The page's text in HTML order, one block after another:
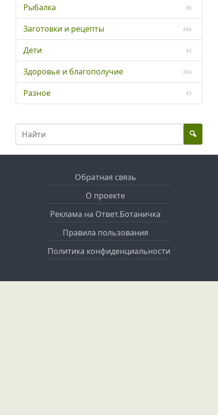
Рыбалка 88
Заготовки и рецепты 446
Дети 42
Здоровье и благополучие 204
Разное 43
Обратная связь
О проекте
Реклама на Ответ.Ботаничка
Правила пользования
Политика конфиденциальности